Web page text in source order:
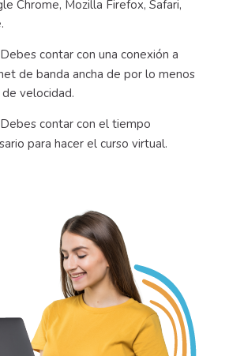
Chrome, Mozilla Firefox, Safari,
Debes contar con una conexión a
de banda ancha de por lo menos
velocidad.
Debes contar con el tiempo
para hacer el curso virtual.